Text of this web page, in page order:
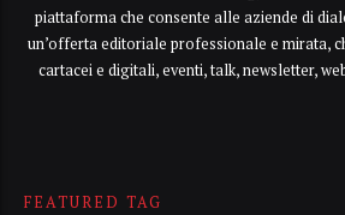
piattaforma che consente alle aziende di
un’offerta editoriale professionale e mirata,
cartacei e digitali, eventi, talk, newsletter,
FEATURED TAG